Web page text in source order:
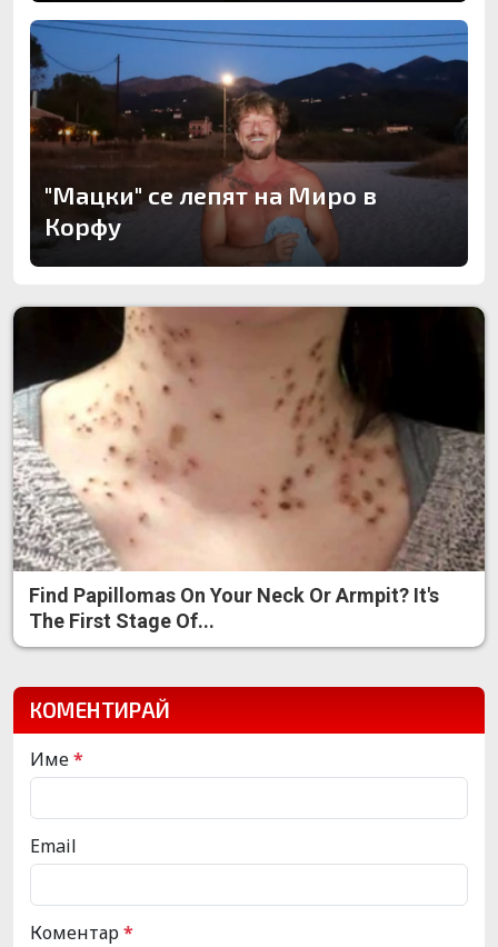
"Мацки" се лепят на Миро в
Корфу
Find Papillomas On Your Neck Or Armpit? It's
The First Stage Of...
КОМЕНТИРАЙ
Име*
Email
Коментар*